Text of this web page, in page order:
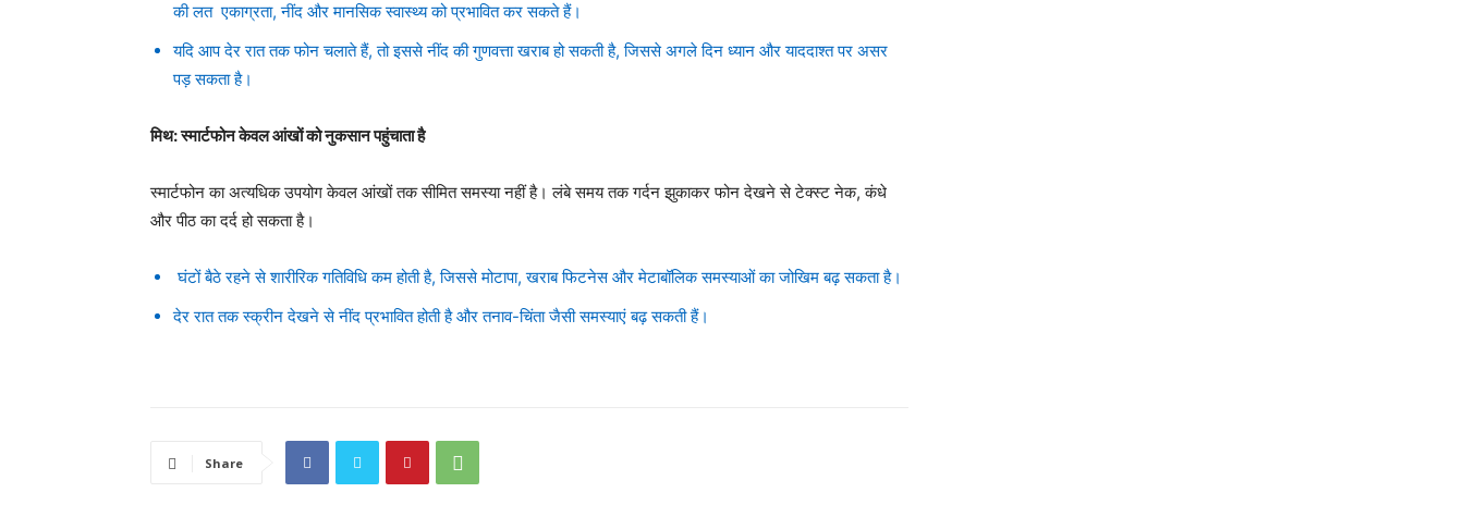
की लत एकाग्रता, नींद और मानसिक स्वास्थ्य को प्रभावित कर सकते हैं।
यदि आप देर रात तक फोन चलाते हैं, तो इससे नींद की गुणवत्ता खराब हो सकती है, जिससे अगले दिन ध्यान और याददाश्त पर असर
पड़ सकता है।
मिथ: स्मार्टफोन केवल आंखों को नुकसान पहुंचाता है
स्मार्टफोन का अत्यधिक उपयोग केवल आंखों तक सीमित समस्या नहीं है। लंबे समय तक गर्दन झुकाकर फोन देखने से टेक्स्ट नेक, कंधे
और पीठ का दर्द हो सकता है।
घंटों बैठे रहने से शारीरिक गतिविधि कम होती है, जिससे मोटापा, खराब फिटनेस और मेटाबॉलिक समस्याओं का जोखिम बढ़ सकता है।
देर रात तक स्क्रीन देखने से नींद प्रभावित होती है और तनाव-चिंता जैसी समस्याएं बढ़ सकती हैं।
Share